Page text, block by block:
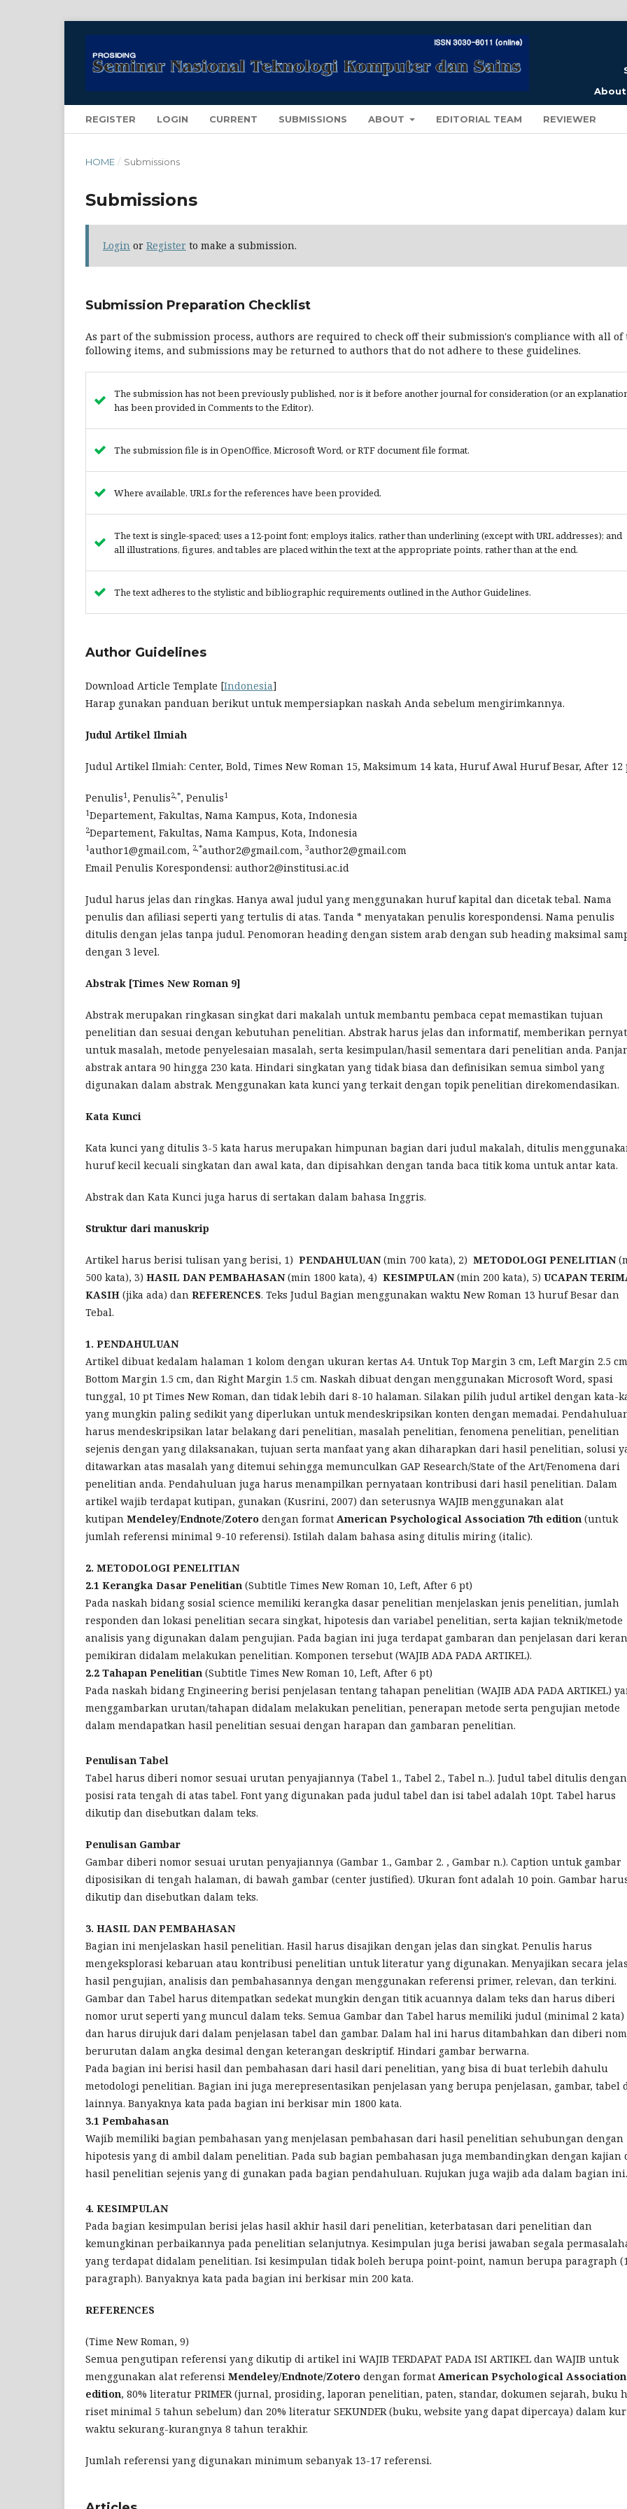
REGISTER LOGIN CURRENT SUBMISSIONS ABOUT EDITORIAL TEAM REVIEWER
HOME / Submissions
Submissions
Login or Register to make a submission.
Submission Preparation Checklist
As part of the submission process, authors are required to check off their submission's compliance with all of
following items, and submissions may be returned to authors that do not adhere to these guidelines.
The submission has not been previously published, nor is it before another journal for consideration (or an
has been provided in Comments to the Editor).
The submission file is in OpenOffice, Microsoft Word, or RTF document file format.
Where available, URLs for the references have been provided.
The text is single-spaced; uses a 12-point font; employs italics, rather than underlining (except with URL addresses); and
all illustrations, figures, and tables are placed within the text at the appropriate points, rather than at the end.
The text adheres to the stylistic and bibliographic requirements outlined in the Author Guidelines.
Author Guidelines
Download Article Template [Indonesia]
Harap gunakan panduan berikut untuk mempersiapkan naskah Anda sebelum mengirimkannya.
Judul Artikel Ilmiah
Judul Artikel Ilmiah: Center, Bold, Times New Roman 15, Maksimum 14 kata, Huruf Awal Huruf Besar, After 12
Penulis1 , Penulis2,*, Penulis1
1Departement, Fakultas, Nama Kampus, Kota, Indonesia
2Departement, Fakultas, Nama Kampus, Kota, Indonesia
1author1@gmail.com, 2,*author2@gmail.com, 3author2@gmail.com
Email Penulis Korespondensi: author2@institusi.ac.id
Judul harus jelas dan ringkas. Hanya awal judul yang menggunakan huruf kapital dan dicetak tebal. Nama
penulis dan afiliasi seperti yang tertulis di atas. Tanda * menyatakan penulis korespondensi. Nama penulis
ditulis dengan jelas tanpa judul. Penomoran heading dengan sistem arab dengan sub heading maksimal
dengan 3 level.
Abstrak [Times New Roman 9]
Abstrak merupakan ringkasan singkat dari makalah untuk membantu pembaca cepat memastikan tujuan
penelitian dan sesuai dengan kebutuhan penelitian. Abstrak harus jelas dan informatif, memberikan
untuk masalah, metode penyelesaian masalah, serta kesimpulan/hasil sementara dari penelitian anda.
abstrak antara 90 hingga 230 kata. Hindari singkatan yang tidak biasa dan definisikan semua simbol yang
digunakan dalam abstrak. Menggunakan kata kunci yang terkait dengan topik penelitian direkomendasikan.
Kata Kunci
Kata kunci yang ditulis 3-5 kata harus merupakan himpunan bagian dari judul makalah, ditulis
huruf kecil kecuali singkatan dan awal kata, dan dipisahkan dengan tanda baca titik koma untuk antar kata.
Abstrak dan Kata Kunci juga harus di sertakan dalam bahasa Inggris.
Struktur dari manuskrip
Artikel harus berisi tulisan yang berisi, 1) PENDAHULUAN(min 700 kata), 2) METODOLOGI PENELITIAN
500 kata), 3) HASIL DAN PEMBAHASAN(min 1800 kata), 4) KESIMPULAN(min 200 kata), 5) UCAPAN
KASIH (jika ada) dan REFERENCES. Teks Judul Bagian menggunakan waktu New Roman 13 huruf Besar dan
Tebal.
1. PENDAHULUAN
Artikel dibuat kedalam halaman 1 kolom dengan ukuran kertas A4. Untuk Top Margin 3 cm, Left Margin 2.5
Bottom Margin 1.5 cm, dan Right Margin 1.5 cm. Naskah dibuat dengan menggunakan Microsoft Word, spasi
tunggal, 10 pt Times New Roman, dan tidak lebih dari 8-10 halaman. Silakan pilih judul artikel dengan kata-
yang mungkin paling sedikit yang diperlukan untuk mendeskripsikan konten dengan memadai.
harus mendeskripsikan latar belakang dari penelitian, masalah penelitian, fenomena penelitian, penelitian
sejenis dengan yang dilaksanakan, tujuan serta manfaat yang akan diharapkan dari hasil penelitian, solusi
ditawarkan atas masalah yang ditemui sehingga memunculkan GAP Research/State of the Art/Fenomena dari
penelitian anda. Pendahuluan juga harus menampilkan pernyataan kontribusi dari hasil penelitian. Dalam
artikel wajib terdapat kutipan, gunakan (Kusrini, 2007) dan seterusnya WAJIB menggunakan alat
kutipan Mendeley/Endnote/Zotero dengan format American Psychological Association 7th edition (untuk
jumlah referensi minimal 9-10 referensi). Istilah dalam bahasa asing ditulis miring (italic).
2. METODOLOGI PENELITIAN
2.1 Kerangka Dasar Penelitian (Subtitle Times New Roman 10, Left, After 6 pt)
Pada naskah bidang sosial science memiliki kerangka dasar penelitian menjelaskan jenis penelitian, jumlah
responden dan lokasi penelitian secara singkat, hipotesis dan variabel penelitian, serta kajian teknik/metode
analisis yang digunakan dalam pengujian. Pada bagian ini juga terdapat gambaran dan penjelasan dari
pemikiran didalam melakukan penelitian. Komponen tersebut (WAJIB ADA PADA ARTIKEL).
2.2 Tahapan Penelitian (Subtitle Times New Roman 10, Left, After 6 pt)
Pada naskah bidang Engineering berisi penjelasan tentang tahapan penelitian (WAJIB ADA PADA ARTIKEL)
menggambarkan urutan/tahapan didalam melakukan penelitian, penerapan metode serta pengujian metode
dalam mendapatkan hasil penelitian sesuai dengan harapan dan gambaran penelitian.
Penulisan Tabel
Tabel harus diberi nomor sesuai urutan penyajiannya (Tabel 1., Tabel 2., Tabel n..). Judul tabel ditulis dengan
posisi rata tengah di atas tabel. Font yang digunakan pada judul tabel dan isi tabel adalah 10pt. Tabel harus
dikutip dan disebutkan dalam teks.
Penulisan Gambar
Gambar diberi nomor sesuai urutan penyajiannya (Gambar 1., Gambar 2. , Gambar n.). Caption untuk gambar
diposisikan di tengah halaman, di bawah gambar (center justified). Ukuran font adalah 10 poin. Gambar
dikutip dan disebutkan dalam teks.
3. HASIL DAN PEMBAHASAN
Bagian ini menjelaskan hasil penelitian. Hasil harus disajikan dengan jelas dan singkat. Penulis harus
mengeksplorasi kebaruan atau kontribusi penelitian untuk literatur yang digunakan. Menyajikan secara jelas
hasil pengujian, analisis dan pembahasannya dengan menggunakan referensi primer, relevan, dan terkini.
Gambar dan Tabel harus ditempatkan sedekat mungkin dengan titik acuannya dalam teks dan harus diberi
nomor urut seperti yang muncul dalam teks. Semua Gambar dan Tabel harus memiliki judul (minimal 2 kata)
dan harus dirujuk dari dalam penjelasan tabel dan gambar. Dalam hal ini harus ditambahkan dan diberi
berurutan dalam angka desimal dengan keterangan deskriptif. Hindari gambar berwarna.
Pada bagian ini berisi hasil dan pembahasan dari hasil dari penelitian, yang bisa di buat terlebih dahulu
metodologi penelitian. Bagian ini juga merepresentasikan penjelasan yang berupa penjelasan, gambar, tabel
lainnya. Banyaknya kata pada bagian ini berkisar min 1800 kata.
3.1 Pembahasan
Wajib memiliki bagian pembahasan yang menjelasan pembahasan dari hasil penelitian sehubungan dengan
hipotesis yang di ambil dalam penelitian. Pada sub bagian pembahasan juga membandingkan dengan kajian
hasil penelitian sejenis yang di gunakan pada bagian pendahuluan. Rujukan juga wajib ada dalam bagian ini.
4. KESIMPULAN
Pada bagian kesimpulan berisi jelas hasil akhir hasil dari penelitian, keterbatasan dari penelitian dan
kemungkinan perbaikannya pada penelitian selanjutnya. Kesimpulan juga berisi jawaban segala
yang terdapat didalam penelitian. Isi kesimpulan tidak boleh berupa point-point, namun berupa paragraph
paragraph). Banyaknya kata pada bagian ini berkisar min 200 kata.
REFERENCES
(Time New Roman, 9)
Semua pengutipan referensi yang dikutip di artikel ini WAJIB TERDAPAT PADA ISI ARTIKEL dan WAJIB untuk
menggunakan alat referensi Mendeley/Endnote/Zotero dengan format American Psychological
edition, 80% literatur PRIMER (jurnal, prosiding, laporan penelitian, paten, standar, dokumen sejarah, buku
riset minimal 5 tahun sebelum) dan 20% literatur SEKUNDER (buku, website yang dapat dipercaya) dalam
waktu sekurang-kurangnya 8 tahun terakhir.
Jumlah referensi yang digunakan minimum sebanyak 13-17 referensi.